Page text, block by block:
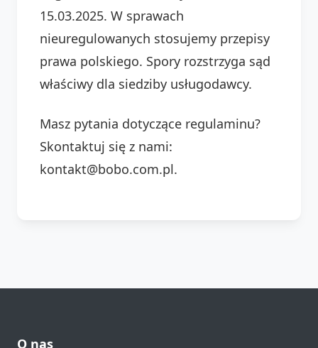
15.03.2025. W sprawach
nieuregulowanych stosujemy przepisy
prawa polskiego. Spory rozstrzyga sąd
właściwy dla siedziby usługodawcy.
Masz pytania dotyczące regulaminu?
Skontaktuj się z nami:
kontakt@bobo.com.pl.
O nas